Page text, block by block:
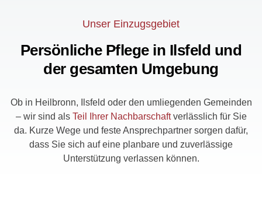
Unser Einzugsgebiet
Persönliche Pflege in Ilsfeld und
der gesamten Umgebung
Ob in Heilbronn, Ilsfeld oder den umliegenden Gemeinden
– wir sind als Teil Ihrer Nachbarschaftverlässlich für Sie
da. Kurze Wege und feste Ansprechpartner sorgen dafür,
dass Sie sich auf eine planbare und zuverlässige
Unterstützung verlassen können.